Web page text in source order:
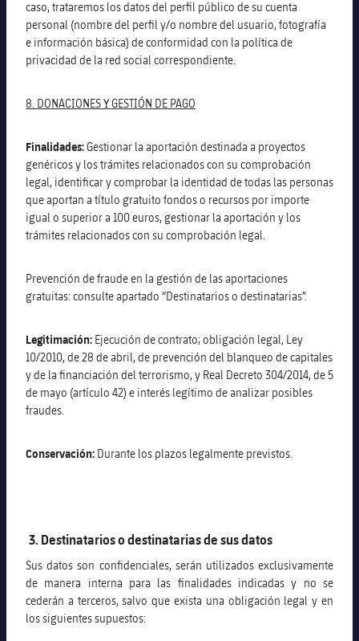
caso, trataremos los datos del perfil público de su cuenta
personal (nombre del perfil y/o nombre del usuario, fotografía
e información básica) de conformidad con la política de
privacidad de la red social correspondiente.
8. DONACIONES Y GESTIÓN DE PAGO
Finalidades: Gestionar la aportación destinada a proyectos
genéricos y los trámites relacionados con su comprobación
legal, identificar y comprobar la identidad de todas las personas
que aportan a título gratuito fondos o recursos por importe
igual o superior a 100 euros, gestionar la aportación y los
trámites relacionados con su comprobación legal.
Prevención de fraude en la gestión de las aportaciones
gratuitas: consulte apartado “Destinatarios o destinatarias”.
Legitimación: Ejecución de contrato; obligación legal, Ley
10/2010, de 28 de abril, de prevención del blanqueo de capitales
y de la financiación del terrorismo, y Real Decreto 304/2014, de 5
de mayo (artículo 42) e interés legítimo de analizar posibles
fraudes.
Conservación: Durante los plazos legalmente previstos.
3. Destinatarios o destinatarias de sus datos
Sus datos son confidenciales, serán utilizados exclusivamente
de manera interna para las finalidades indicadas y no se
cederán a terceros, salvo que exista una obligación legal y en
los siguientes supuestos: